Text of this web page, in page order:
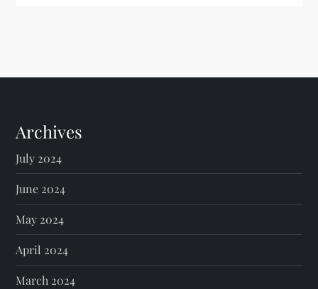
Archives
July 2024
June 2024
May 2024
April 2024
March 2024